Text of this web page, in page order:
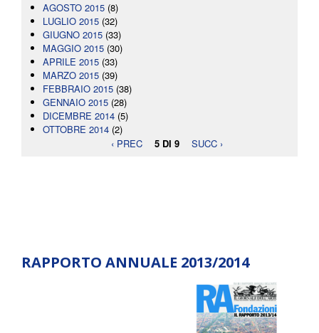
AGOSTO 2015 (8)
LUGLIO 2015 (32)
GIUGNO 2015 (33)
MAGGIO 2015 (30)
APRILE 2015 (33)
MARZO 2015 (39)
FEBBRAIO 2015 (38)
GENNAIO 2015 (28)
DICEMBRE 2014 (5)
OTTOBRE 2014 (2)
‹ PREC
5 DI 9 SUCC ›
RAPPORTO ANNUALE 2013/2014